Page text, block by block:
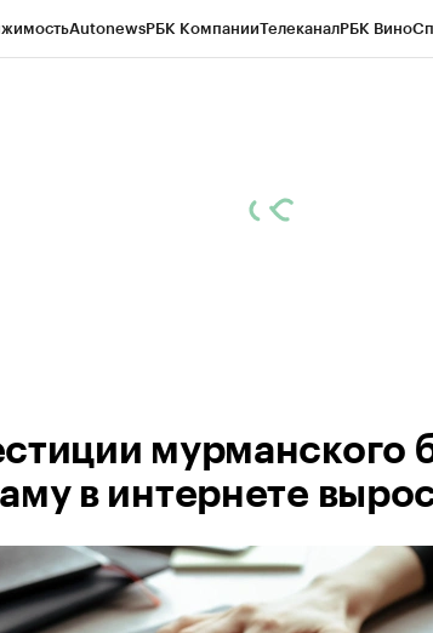
AutonewsРБК КомпанииТелеканалРБК Вино
мурманского
в интернете